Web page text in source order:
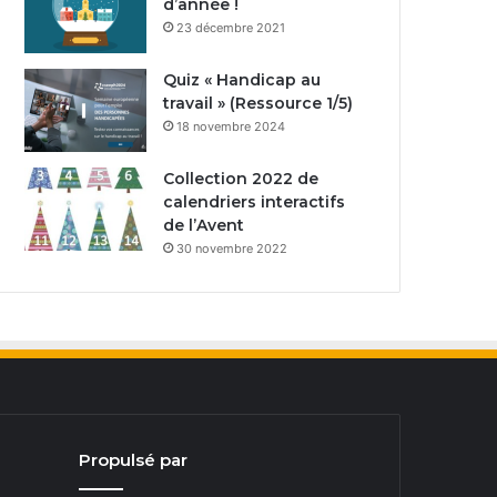
d’année !
23 décembre 2021
Quiz « Handicap au
travail » (Ressource 1/5)
18 novembre 2024
Collection 2022 de
calendriers interactifs
de l’Avent
30 novembre 2022
Propulsé par